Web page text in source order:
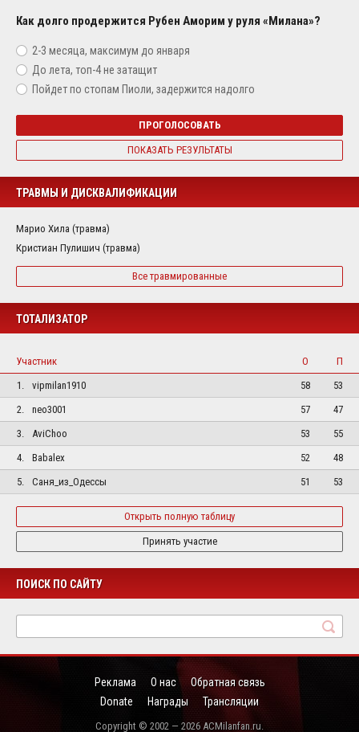
Как долго продержится Рубен Аморим у руля «Милана»?
2-3 месяца, максимум до января
До лета, топ-4 не затащит
Пойдет по стопам Пиоли, задержится надолго
ПРОГОЛОСОВАТЬ
ПОКАЗАТЬ РЕЗУЛЬТАТЫ
ТРАВМЫ И ДИСКВАЛИФИКАЦИИ
Марио Хила (травма)
Кристиан Пулишич (травма)
Все травмированные
ТОТАЛИЗАТОР
Участник О
П
1.
vipmilan1910 58
53
2.
neo3001 57
47
3.
AviChoo 53
55
4.
Babalex 52
48
5.
Саня_из_Одессы 51 53
Открыть полную таблицу
Принять участие
ПОИСК ПО САЙТУ
Реклама О нас
Обратная связь
Donate
Награды Трансляции
Copyright © 2002 — 2026 ACMilanfan.ru.